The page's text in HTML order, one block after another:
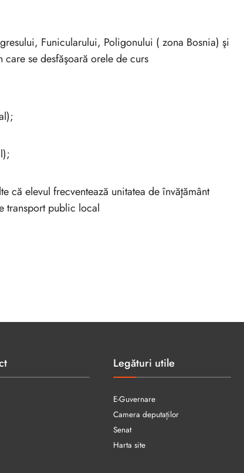
Funicularului, Poligonului ( zona Bosnia) şi
se desfăşoară orele de curs
că elevul frecventează unitatea de învăţământ
transport public local
Legături utile
E-Guvernare
Camera deputaților
Senat
Harta site